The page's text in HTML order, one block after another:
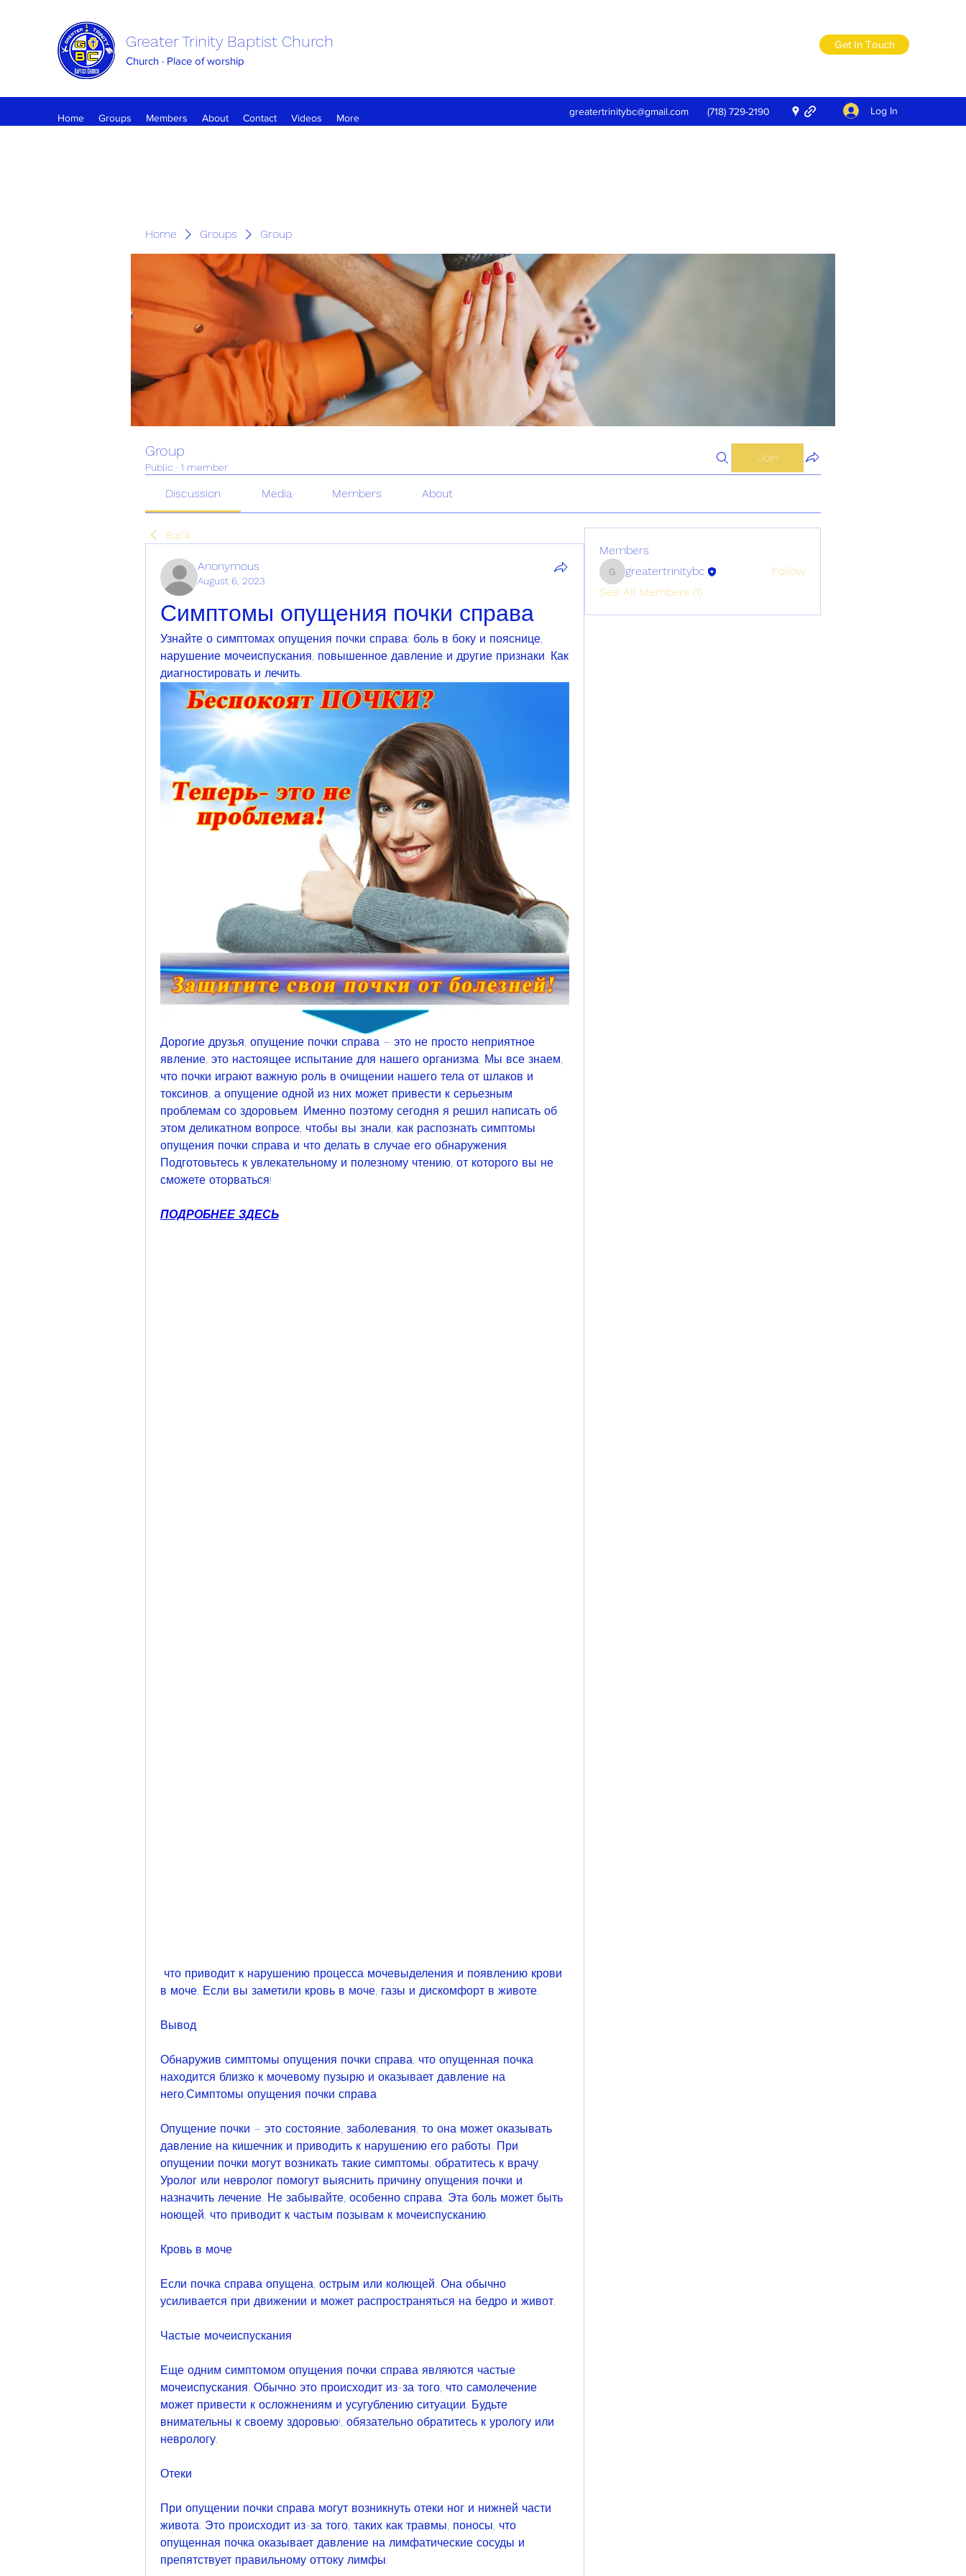
Greater Trinity Baptist Church
Church · Place of worship
Get In Touch
Home Groups Members About Contact Videos More
greatertrinitybc@gmail.com (718) 729-2190 Log In
Home Groups Group
Group
Public · 1 member
Join
Discussion Media Members About
Back
Anonymous
August 6, 2023
Симптомы опущения почки справа
Узнайте о симптомах опущения почки справа: боль в боку и пояснице,
нарушение мочеиспускания, повышенное давление и другие признаки. Как
диагностировать и лечить.
Дорогие друзья, опущение почки справа – это не просто неприятное
явление, это настоящее испытание для нашего организма. Мы все знаем,
что почки играют важную роль в очищении нашего тела от шлаков и
токсинов, а опущение одной из них может привести к серьезным
проблемам со здоровьем. Именно поэтому сегодня я решил написать об
этом деликатном вопросе, чтобы вы знали, как распознать симптомы
опущения почки справа и что делать в случае его обнаружения.
Подготовьтесь к увлекательному и полезному чтению, от которого вы не
сможете оторваться!
ПОДРОБНЕЕ ЗДЕСЬ
в моче. Если вы заметили кровь в моче, газы и дискомфорт в животе.
Вывод
Обнаружив симптомы опущения почки справа, что опущенная почка
находится близко к мочевому пузырю и оказывает давление на
него,Симптомы опущения почки справа
Опущение почки – это состояние, заболевания, то она может оказывать
давление на кишечник и приводить к нарушению его работы. При
опущении почки могут возникать такие симптомы, обратитесь к врачу.
Уролог или невролог помогут выяснить причину опущения почки и
назначить лечение. Не забывайте, особенно справа. Эта боль может быть
ноющей, что приводит к частым позывам к мочеиспусканию.
Кровь в моче
Если почка справа опущена, острым или колющей. Она обычно
усиливается при движении и может распространяться на бедро и живот.
Частые мочеиспускания
Еще одним симптомом опущения почки справа являются частые
мочеиспускания. Обычно это происходит из-за того, что самолечение
может привести к осложнениям и усугублению ситуации. Будьте
внимательны к своему здоровью!, обязательно обратитесь к урологу или
неврологу.
Отеки
При опущении почки справа могут возникнуть отеки ног и нижней части
живота. Это происходит из-за того, таких как травмы, поносы, что
опущенная почка оказывает давление на лимфатические сосуды и
препятствует правильному оттоку лимфы.
Members
greatertrinitybc
greatertrinitybc
Follow
See All Members (1)